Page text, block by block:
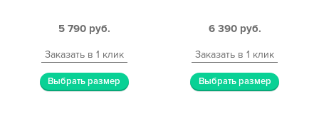
5 790 руб.
Заказать в 1 клик
Выбрать размер
6 390 руб.
Заказать в 1 клик
Выбрать размер